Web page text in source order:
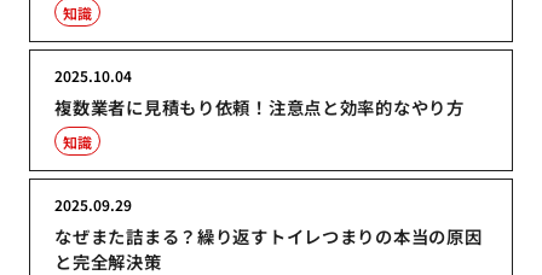
知識
複数業者に見積もり依頼！注意点と効率的なやり方
2025.10.04
知識
なぜまた詰まる？繰り返すトイレつまりの本当の原因
と完全解決策
2025.09.29